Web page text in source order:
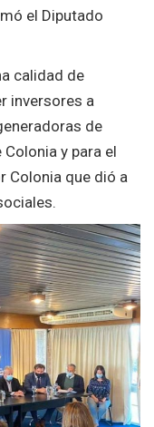
el Diputado
calidad de
inversores a
de
y para el
Colonia que dió a